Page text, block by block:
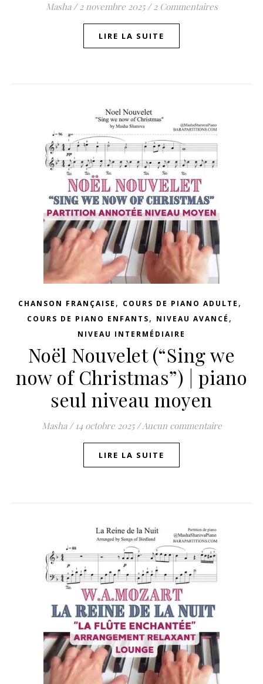
Masha / 2 novembre 2025 / 2 Commentaires
LIRE LA SUITE
CHANSON FRANÇAISE , COURS DE PIANO ADULTE ,
COURS DE PIANO ENFANTS, NIVEAU AVANCÉ ,
NIVEAU INTERMÉDIAIRE
Noël Nouvelet (“Sing we
now of Christmas”) | piano
seul niveau moyen
Masha / 14 octobre 2025 /Aucun commentaire
LIRE LA SUITE